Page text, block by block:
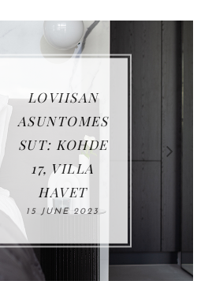
MINIKASVIH
UONE
VANHOISTA
IKKUNOISTA
25 AUGUST 2022